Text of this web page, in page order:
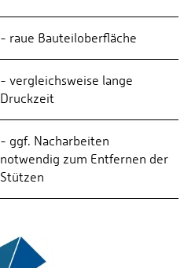
- raue Bauteiloberfläche
- vergleichsweise lange
Druckzeit
- ggf. Nacharbeiten
notwendig zum Entfernen der
Stützen